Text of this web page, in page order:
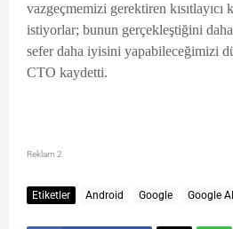
vazgeçmemizi gerektiren kısıtlayıcı
istiyorlar; bunun gerçekleştiğini
sefer daha iyisini yapabileceğimizi
CTO kaydetti.
Reklam 2
Etiketler Android Google Google